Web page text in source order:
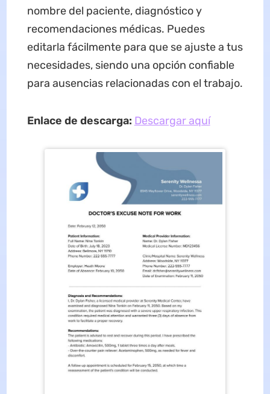
nombre del paciente, diagnóstico y
recomendaciones médicas. Puedes
editarla fácilmente para que se ajuste a tus
necesidades, siendo una opción confiable
para ausencias relacionadas con el trabajo.
Enlace de descarga: Descargar aquí